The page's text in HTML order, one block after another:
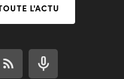
L'ACTU